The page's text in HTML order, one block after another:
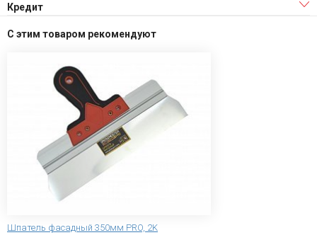
Кредит
С этим товаром рекомендуют
Шпатель фасадный 350мм PRO, 2K